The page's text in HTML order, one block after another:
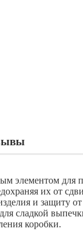
элементом для
их от
и защиту
сладкой
коробки.